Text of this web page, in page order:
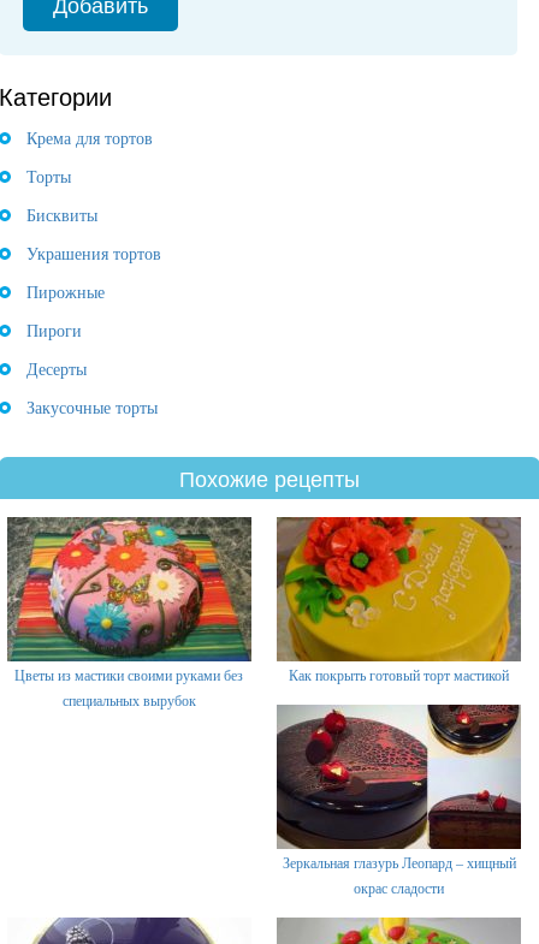
Категории
Крема для тортов
Торты
Бисквиты
Украшения тортов
Пирожные
Пироги
Десерты
Закусочные торты
Похожие рецепты
Цветы из мастики своими руками без
специальных вырубок
Как покрыть готовый торт мастикой
Зеркальная глазурь Леопард – хищный
окрас сладости